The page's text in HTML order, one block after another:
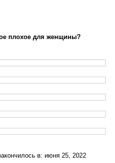
плохое для женщины?
в: июня 25, 2022